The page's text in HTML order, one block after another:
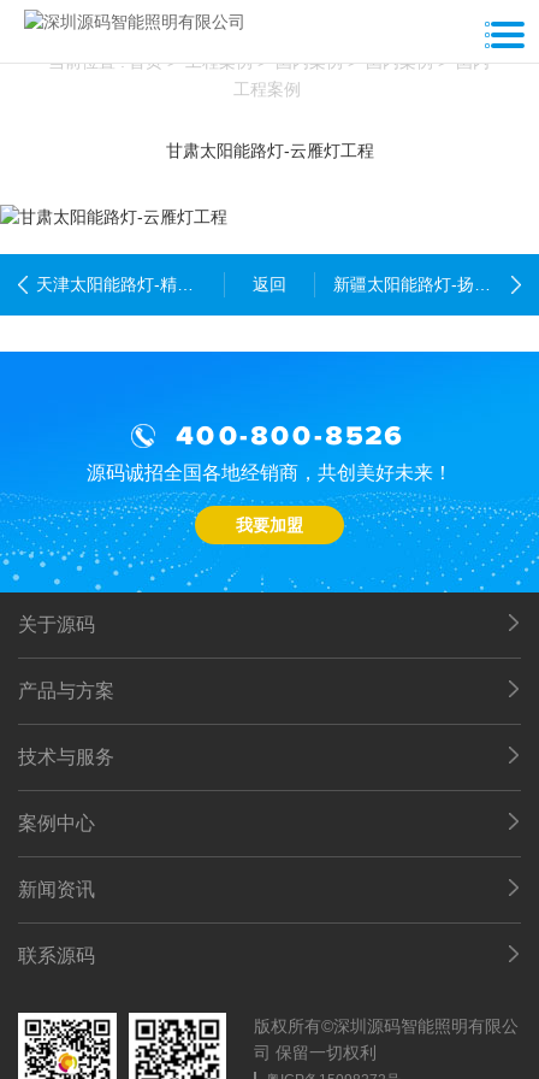
工程案例
当前位置 :首页 >工程案例 >国内案例 >国内案例 >国内
工程案例
甘肃太阳能路灯-云雁灯工程
返回
400-800-8526
源码诚招全国各地经销商，共创美好未来！
我要加盟
关于源码
产品与方案
技术与服务
案例中心
新闻资讯
联系源码
版权所有©深圳源码智能照明有限公
司 保留一切权利